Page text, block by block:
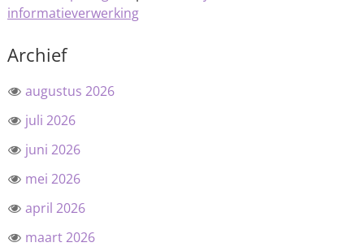
informatieverwerking
Archief
augustus 2026
juli 2026
juni 2026
mei 2026
april 2026
maart 2026